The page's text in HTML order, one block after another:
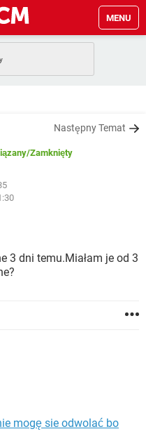
MENU
FACEBOOK
FACEBOOK
TIKTOK
NETFLIX
TIKTOK
FACEBOOK
NETFLIX
Następny Temat
/Zamknięty
3 dni temu.Miałam je od 3
mogę sie odwolać bo